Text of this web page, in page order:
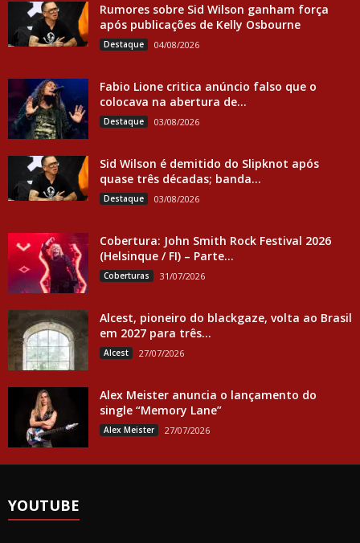
Rumores sobre Sid Wilson ganham força
após publicações de Kelly Osbourne
Destaque 04/08/2026
Fabio Lione critica anúncio falso que o
colocava na abertura de...
Destaque 03/08/2026
Sid Wilson é demitido do Slipknot após
quase três décadas; banda...
Destaque 03/08/2026
Cobertura: John Smith Rock Festival 2026
(Helsinque / FI) – Parte...
Coberturas 31/07/2026
Alcest, pioneiro do blackgaze, volta ao Brasil
em 2027 para três...
Alcest 27/07/2026
Alex Meister anuncia o lançamento do
single “Memory Lane”
Alex Meister 27/07/2026
YOUTUBE